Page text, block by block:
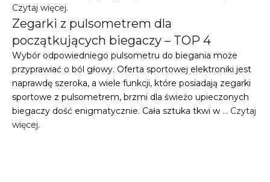
Czytaj więcej.
Zegarki z pulsometrem dla
początkujących biegaczy – TOP 4
Wybór odpowiedniego pulsometru do biegania może
przyprawiać o ból głowy. Oferta sportowej elektroniki jest
naprawdę szeroka, a wiele funkcji, które posiadają zegarki
sportowe z pulsometrem, brzmi dla świeżo upieczonych
biegaczy dość enigmatycznie. Cała sztuka tkwi w … Czytaj
więcej.